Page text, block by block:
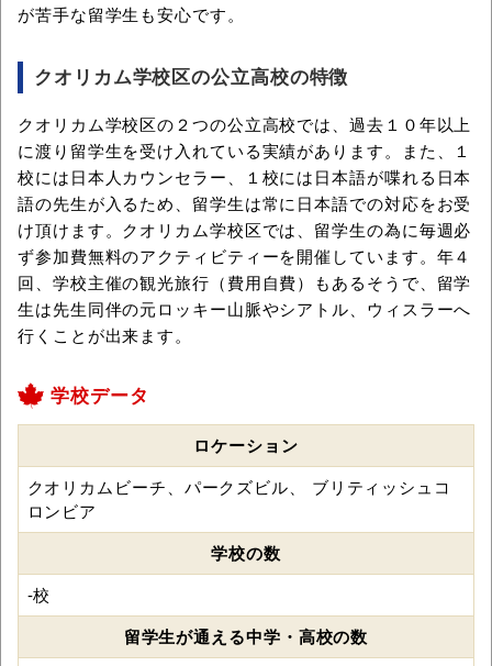
が苦手な留学生も安心です。
クオリカム学校区の公立高校の特徴
クオリカム学校区の２つの公立高校では、過去１０年以上
に渡り留学生を受け入れている実績があります。また、１
校には日本人カウンセラー、１校には日本語が喋れる日本
語の先生が入るため、留学生は常に日本語での対応をお受
け頂けます。クオリカム学校区では、留学生の為に毎週必
ず参加費無料のアクティビティーを開催しています。年４
回、学校主催の観光旅行（費用自費）もあるそうで、留学
生は先生同伴の元ロッキー山脈やシアトル、ウィスラーへ
行くことが出来ます。
学校データ
ロケーション
クオリカムビーチ、パークズビル、 ブリティッシュコ
ロンビア
学校の数
-校
留学生が通える中学・高校の数